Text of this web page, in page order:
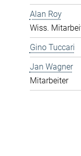
Alan Roy
Wiss.
Gino Tuccari
Jan Wagner
Mitarbeiter